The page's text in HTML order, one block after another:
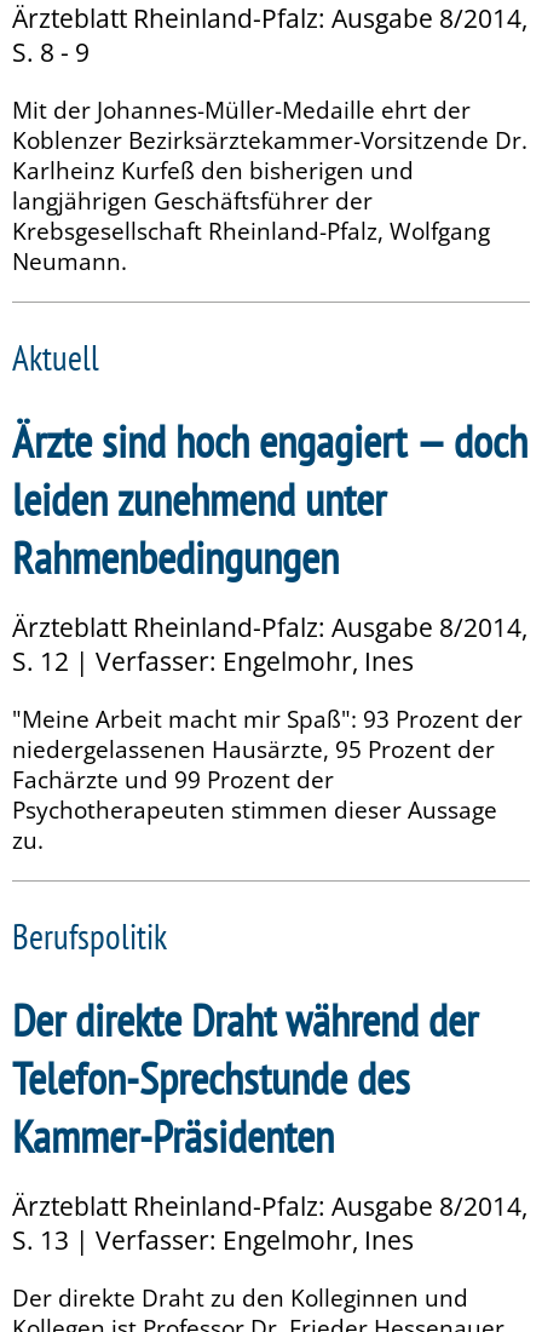
Ärzteblatt Rheinland-Pfalz: Ausgabe 8/2014,
S. 8 - 9
Mit der Johannes-Müller-Medaille ehrt der
Koblenzer Bezirksärztekammer-Vorsitzende Dr.
Karlheinz Kurfeß den bisherigen und
langjährigen Geschäftsführer der
Krebsgesellschaft Rheinland-Pfalz, Wolfgang
Neumann.
Aktuell
Ärzte sind hoch engagiert — doch
leiden zunehmend unter
Rahmenbedingungen
Ärzteblatt Rheinland-Pfalz: Ausgabe 8/2014,
S. 12 | Verfasser: Engelmohr, Ines
"Meine Arbeit macht mir Spaß": 93 Prozent der
niedergelassenen Hausärzte, 95 Prozent der
Fachärzte und 99 Prozent der
Psychotherapeuten stimmen dieser Aussage
zu.
Berufspolitik
Der direkte Draht während der
Telefon-Sprechstunde des
Kammer-Präsidenten
Ärzteblatt Rheinland-Pfalz: Ausgabe 8/2014,
S. 13 | Verfasser: Engelmohr, Ines
Der direkte Draht zu den Kolleginnen und